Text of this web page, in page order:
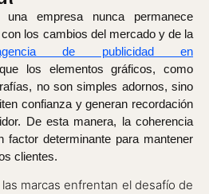
empresa nunca permanece
los cambios del mercado y de la
de publicidad en
los elementos gráficos, como
no son simples adornos, sino
confianza y generan recordación
De esta manera, la coherencia
determinante para mantener
clientes.
marcas enfrentan el desafío de